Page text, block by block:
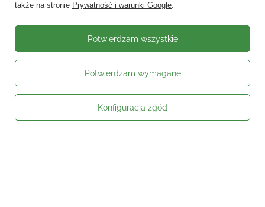
Moje zamówienie
także na stronie Prywatność i warunki Google.
Potwierdzam wymagane
Konfiguracja zgód
Potwierdzam wszystkie